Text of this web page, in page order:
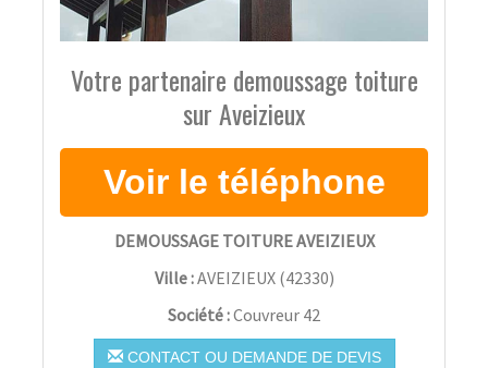
Votre partenaire demoussage toiture
sur Aveizieux
DEMOUSSAGE TOITURE AVEIZIEUX
Ville :AVEIZIEUX(42330)
Société :Couvreur 42
CONTACT OU DEMANDE DE DEVIS